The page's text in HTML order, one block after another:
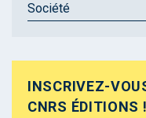
Société
INSCRIVEZ-
CNRS ÉDITIONS !